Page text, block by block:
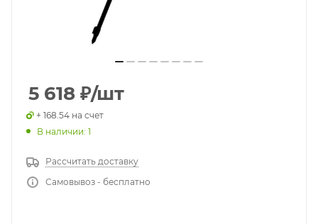
5 618 ₽/шт
+ 168.54 на счет
В наличии: 1
Рассчитать доставку
Самовывоз - бесплатно